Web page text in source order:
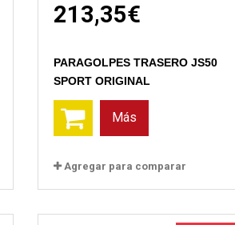
213,35€
PARAGOLPES TRASERO JS50
SPORT ORIGINAL
Más
Agregar para comparar